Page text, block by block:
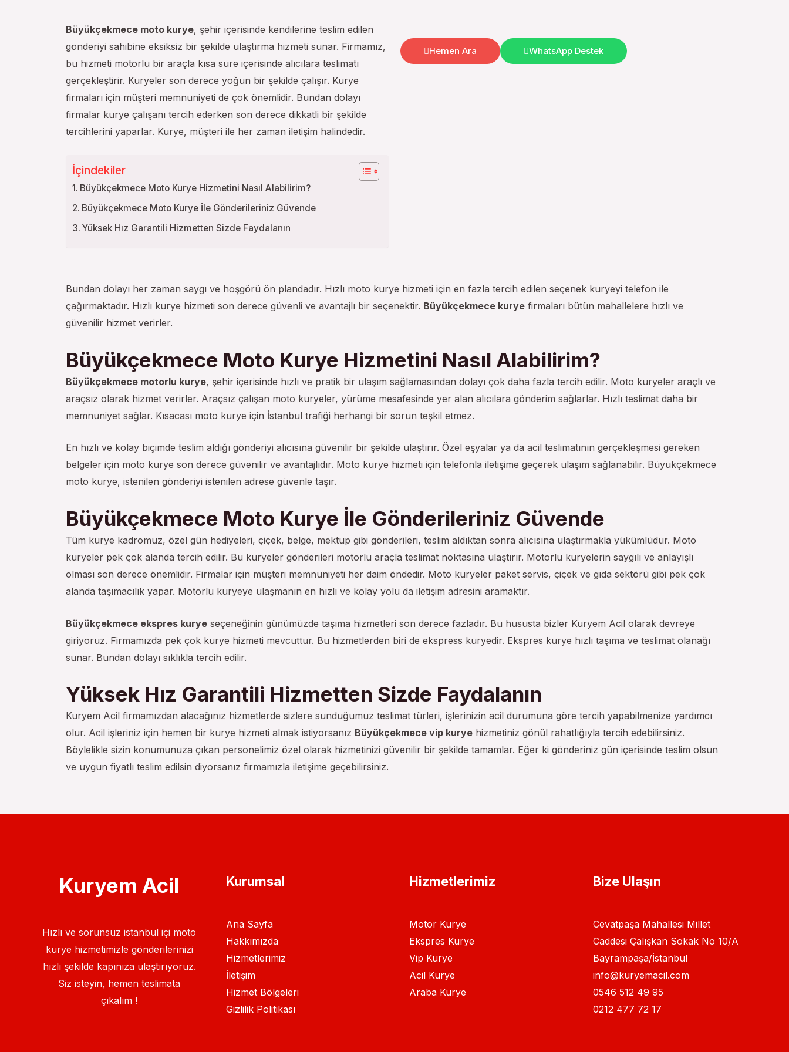
Büyükçekmece moto kurye, şehir içerisinde kendilerine teslim edilen
gönderiyi sahibine eksiksiz bir şekilde ulaştırma hizmeti sunar. Firmamız,
bu hizmeti motorlu bir araçla kısa süre içerisinde alıcılara teslimatı
gerçekleştirir. Kuryeler son derece yoğun bir şekilde çalışır. Kurye
firmaları için müşteri memnuniyeti de çok önemlidir. Bundan dolayı
firmalar kurye çalışanı tercih ederken son derece dikkatli bir şekilde
tercihlerini yaparlar. Kurye, müşteri ile her zaman iletişim halindedir.
İçindekiler
Büyükçekmece Moto Kurye Hizmetini Nasıl Alabilirim?
Büyükçekmece Moto Kurye İle Gönderileriniz Güvende
Yüksek Hız Garantili Hizmetten Sizde Faydalanın
Hemen Ara WhatsApp Destek
Bundan dolayı her zaman saygı ve hoşgörü ön plandadır. Hızlı moto kurye hizmeti için en fazla tercih edilen seçenek kuryeyi telefon ile
çağırmaktadır. Hızlı kurye hizmeti son derece güvenli ve avantajlı bir seçenektir. Büyükçekmece kurye firmaları bütün mahallelere hızlı ve
güvenilir hizmet verirler.
Büyükçekmece Moto Kurye Hizmetini Nasıl Alabilirim?
Büyükçekmece motorlu kurye, şehir içerisinde hızlı ve pratik bir ulaşım sağlamasından dolayı çok daha fazla tercih edilir. Moto kuryeler araçlı ve
araçsız olarak hizmet verirler. Araçsız çalışan moto kuryeler, yürüme mesafesinde yer alan alıcılara gönderim sağlarlar. Hızlı teslimat daha bir
memnuniyet sağlar. Kısacası moto kurye için İstanbul trafiği herhangi bir sorun teşkil etmez.
En hızlı ve kolay biçimde teslim aldığı gönderiyi alıcısına güvenilir bir şekilde ulaştırır. Özel eşyalar ya da acil teslimatının gerçekleşmesi gereken
belgeler için moto kurye son derece güvenilir ve avantajlıdır. Moto kurye hizmeti için telefonla iletişime geçerek ulaşım sağlanabilir. Büyükçekmece
moto kurye, istenilen gönderiyi istenilen adrese güvenle taşır.
Büyükçekmece Moto Kurye İle Gönderileriniz Güvende
Tüm kurye kadromuz, özel gün hediyeleri, çiçek, belge, mektup gibi gönderileri, teslim aldıktan sonra alıcısına ulaştırmakla yükümlüdür. Moto
kuryeler pek çok alanda tercih edilir. Bu kuryeler gönderileri motorlu araçla teslimat noktasına ulaştırır. Motorlu kuryelerin saygılı ve anlayışlı
olması son derece önemlidir. Firmalar için müşteri memnuniyeti her daim öndedir. Moto kuryeler paket servis, çiçek ve gıda sektörü gibi pek çok
alanda taşımacılık yapar. Motorlu kuryeye ulaşmanın en hızlı ve kolay yolu da iletişim adresini aramaktır.
Büyükçekmece ekspres kurye seçeneğinin günümüzde taşıma hizmetleri son derece fazladır. Bu hususta bizler Kuryem Acil olarak devreye
giriyoruz. Firmamızda pek çok kurye hizmeti mevcuttur. Bu hizmetlerden biri de ekspress kuryedir. Ekspres kurye hızlı taşıma ve teslimat olanağı
sunar. Bundan dolayı sıklıkla tercih edilir.
Yüksek Hız Garantili Hizmetten Sizde Faydalanın
Kuryem Acil firmamızdan alacağınız hizmetlerde sizlere sunduğumuz teslimat türleri, işlerinizin acil durumuna göre tercih yapabilmenize yardımcı
olur. Acil işleriniz için hemen bir kurye hizmeti almak istiyorsanız Büyükçekmece vip kurye hizmetiniz gönül rahatlığıyla tercih edebilirsiniz.
Böylelikle sizin konumunuza çıkan personelimiz özel olarak hizmetinizi güvenilir bir şekilde tamamlar. Eğer ki gönderiniz gün içerisinde teslim olsun
ve uygun fiyatlı teslim edilsin diyorsanız firmamızla iletişime geçebilirsiniz.
Kuryem Acil
Hızlı ve sorunsuz istanbul içi moto
kurye hizmetimizle gönderilerinizi
hızlı şekilde kapınıza ulaştırıyoruz.
Siz isteyin, hemen teslimata
çıkalım !
Kurumsal
Ana Sayfa
Hakkımızda
Hizmetlerimiz
İletişim
Hizmet Bölgeleri
Gizlilik Politikası
Hizmetlerimiz
Motor Kurye
Ekspres Kurye
Vip Kurye
Acil Kurye
Araba Kurye
Bize Ulaşın
Cevatpaşa Mahallesi Millet
Caddesi Çalışkan Sokak No 10/A
Bayrampaşa/İstanbul
info@kuryemacil.com
0546 512 49 95
0212 477 72 17